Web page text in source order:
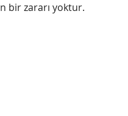
bir zararı yoktur.